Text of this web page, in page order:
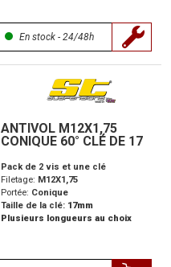
En stock - 24/48h
ANTIVOL M12X1,75
CONIQUE 60° CLÉ DE 17
Pack de 2 vis et une clé
Filetage: M12X1,75
Portée: Conique
Taille de la clé: 17mm
Plusieurs longueurs au choix